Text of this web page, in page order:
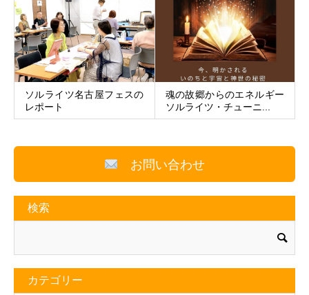
ソルライツ名古屋フェスの
レポート
魂の故郷からのエネルギー
ソルライツ・チューニ...
お問い合わせ
検索
カテゴリー